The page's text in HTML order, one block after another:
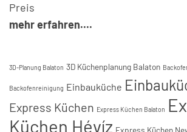
Preis
mehr erfahren....
3D-Planung Balaton 3D Küchenplanung Balaton
Backofenreinigung Einbauküche
Express Küchen Express Küchen Balaton
Küchen Hévíz